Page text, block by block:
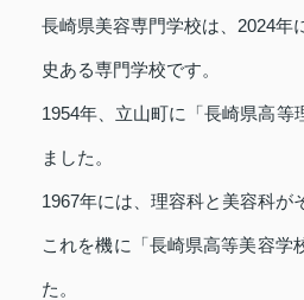
長崎県美容専門学校は、2024年
史ある専門学校です。
1954年、立山町に「長崎県高等
ました。
1967年には、理容科と美容科が
これを機に「長崎県高等美容学
た。